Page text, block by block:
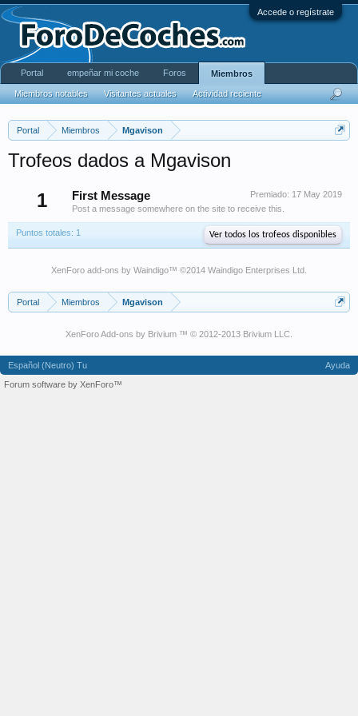
Accede o regístrate
Portal Miembros Mgavison
Trofeos dados a Mgavison
1
Premiado: 17 May 2019
First Message
Post a message somewhere on the site to receive this.
Puntos totales: 1 Ver todos los trofeos disponibles
XenForo add-ons by Waindigo™ ©2014 Waindigo Enterprises Ltd
Portal Miembros Mgavison
XenForo Add-ons by Brivium ™ © 2012-2013 Brivium LLC.
Portal empeñar mi coche Foros Miembros
Miembros notables Visitantes actuales Actividad reciente
Español (Neutro) Tu
Ayuda
Forum software by XenForo™